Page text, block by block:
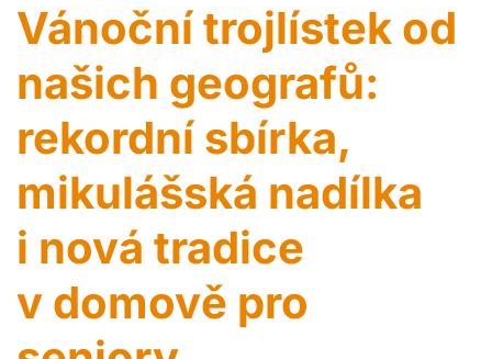
Vánoční trojlístek od
našich geografů:
rekordní sbírka,
mikulášská nadílka
i nová tradice
v domově pro